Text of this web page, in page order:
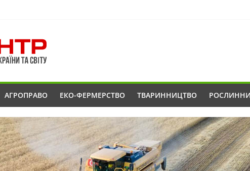
АГРОПРАВО ЕКО-ФЕРМЕРСТВО ТВАРИННИЦТВО